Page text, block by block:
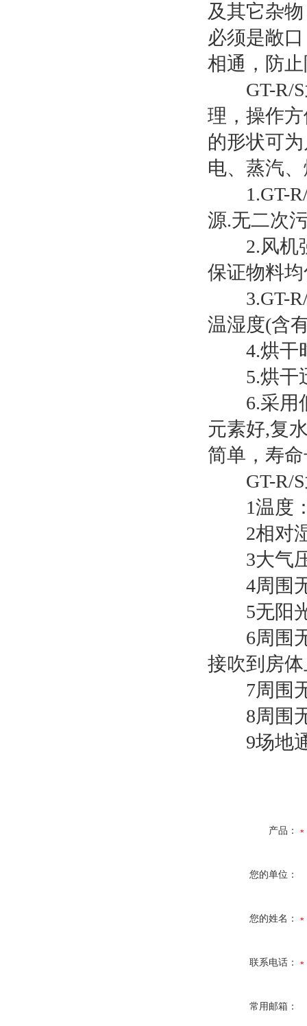
及其它杂
必须是敞
相通，防
GT-R/S
理，操作
的形状可
电、蒸汽
1.GT-R/
源.无二次
2.风机强
保证物料
3.GT-R/
温湿度(含
4.烘干时
5.烘干迅
6.采用低
元素好,复
简单，寿
GT-R/S
1温度：
2相对湿
3大气压
4周围无
5无阳光
6周围无
接吹到房
7周围无
8周围无
9场地通
产品：
您的单位：
您的姓名：
联系电话：
常用邮箱：